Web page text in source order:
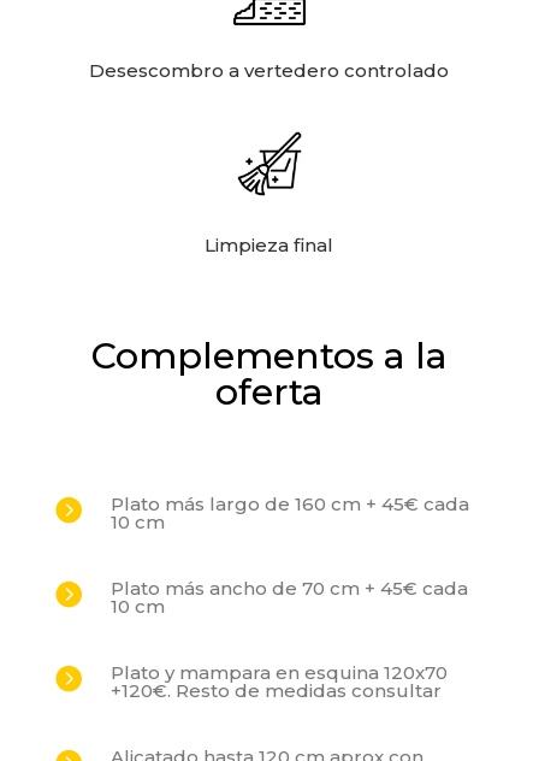
Desescombro a vertedero controlado
Limpieza final
Complementos a la
oferta
 Plato más largo de 160 cm + 45€ cada
10 cm
 Plato más ancho de 70 cm + 45€ cada
10 cm
 Plato y mampara en esquina 120x70
+120€. Resto de medidas consultar